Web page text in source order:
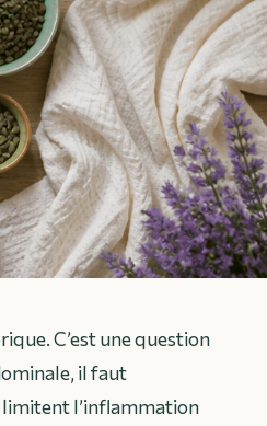
C’est une question
il faut
limitent l’inflammation